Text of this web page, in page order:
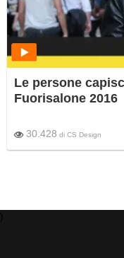
Le persone
Fuorisalone 2016
30.428 di CS Design